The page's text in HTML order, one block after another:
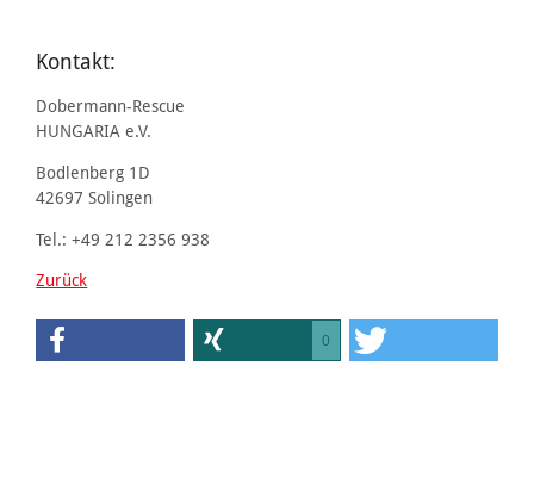
Kontakt:
Dobermann-Rescue
HUNGARIA e.V.
Bodlenberg 1D
42697 Solingen
Tel.: +49 212 2356 938
Zurück
0